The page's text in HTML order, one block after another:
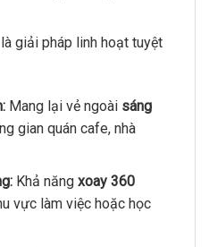
giải pháp linh hoạt tuyệt
Mang lại vẻ ngoài sáng
gian quán cafe, nhà
Khả năng xoay 360
vực làm việc hoặc học